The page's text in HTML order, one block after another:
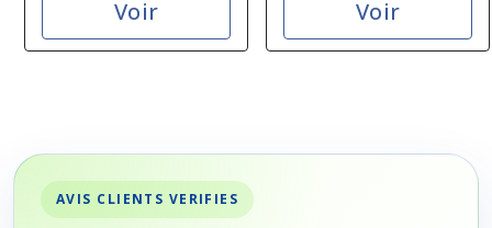
Voir Voir
AVIS CLIENTS VERIFIES